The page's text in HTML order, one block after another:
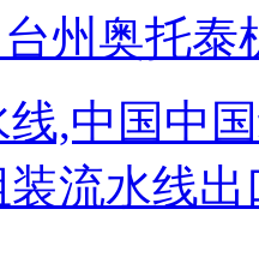
州奥托泰
,中国中
流水线